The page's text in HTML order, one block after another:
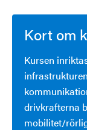
Kort om
Kursen
drivkrafterna
mobilitet/